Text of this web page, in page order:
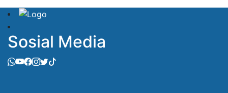
Sosial Media